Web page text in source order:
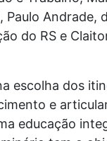
Paulo
do RS e
escolha dos
e
educação